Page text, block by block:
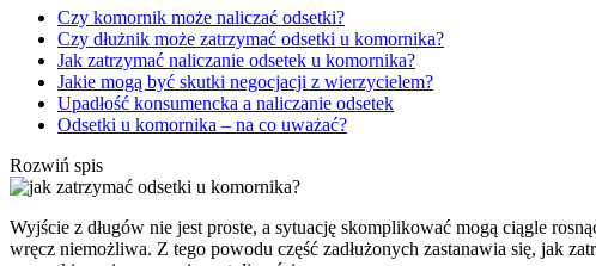
Czy komornik może naliczać odsetki?
Czy dłużnik może zatrzymać odsetki u komornika?
Jak zatrzymać naliczanie odsetek u komornika?
Jakie mogą być skutki negocjacji z wierzycielem?
Upadłość konsumencka a naliczanie odsetek
Odsetki u komornika – na co uważać?
Rozwiń spis
Wyjście z długów nie jest proste, a sytuację skomplikować mogą ciągle
wręcz niemożliwa. Z tego powodu część zadłużonych zastanawia się, jak